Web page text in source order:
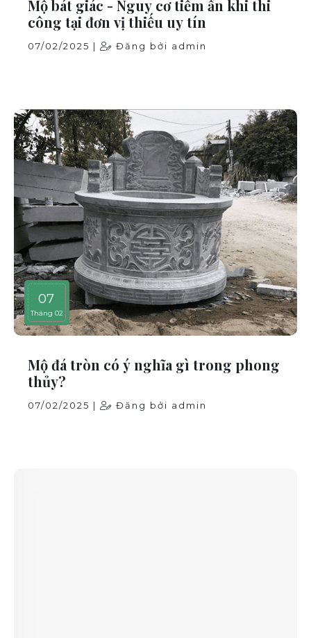
Mộ bát giác - Nguy cơ tiềm ẩn khi thi
công tại đơn vị thiếu uy tín
07/02/2025 | Đăng bởi admin
07
Tháng 02
Mộ đá tròn có ý nghĩa gì trong phong
thủy?
07/02/2025 | Đăng bởi admin